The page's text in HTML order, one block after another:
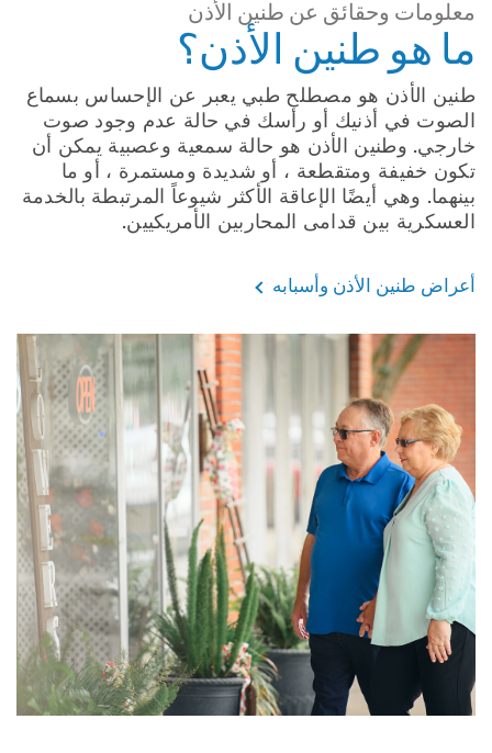
معلومات وحقائق عن طنين الأذن
ما هو طنين الأذن؟
طنين الأذن هو مصطلح طبي يعبر عن الإحساس بسماع
الصوت في أذنيك أو رأسك في حالة عدم وجود صوت
خارجي. وطنين الأذن هو حالة سمعية وعصبية يمكن أن
تكون خفيفة ومتقطعة ، أو شديدة ومستمرة ، أو ما
بينهما. وهي أيضًا الإعاقة الأكثر شيوعاً المرتبطة بالخدمة
العسكرية بين قدامى المحاربين الأمريكيين.
أعراض طنين الأذن وأسبابه